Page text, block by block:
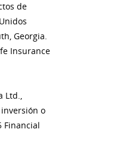
de
Georgia.
Insurance
Ltd.,
o
Financial